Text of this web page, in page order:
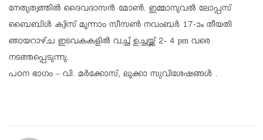
നേതൃത്വത്തില്‍ ദൈവദാസന്‍ മോണ്‍. ഇമ്മാനുവല്‍ ലോപ്പസ്
ബൈബിള്‍ ക്വിസ് മൂന്നാം സീസണ്‍ നവംബര്‍ 17-ാം തീയതി
ഞായറാഴ്ച ഇടവകകളില്‍ വച്ച് ഉച്ചയ്ക്ക് 2- 4 pm വരെ
നടത്തപ്പെടുന്നു.
പഠന ഭാഗം – വി. മര്‍ക്കോസ്, ലൂക്കാ സുവിശേഷങ്ങള്‍ .